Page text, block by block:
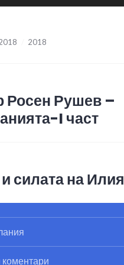
2018
Росен Рушев –
I част
силата на Илия